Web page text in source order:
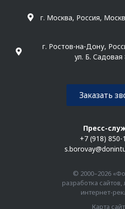
г. Москва, Россия,
г. Ростов-на-Дону,
ул. Б.
Заказать
Пресс-
+7 (918) 850-
© 2000–2026
разработка
интернет-
Карта